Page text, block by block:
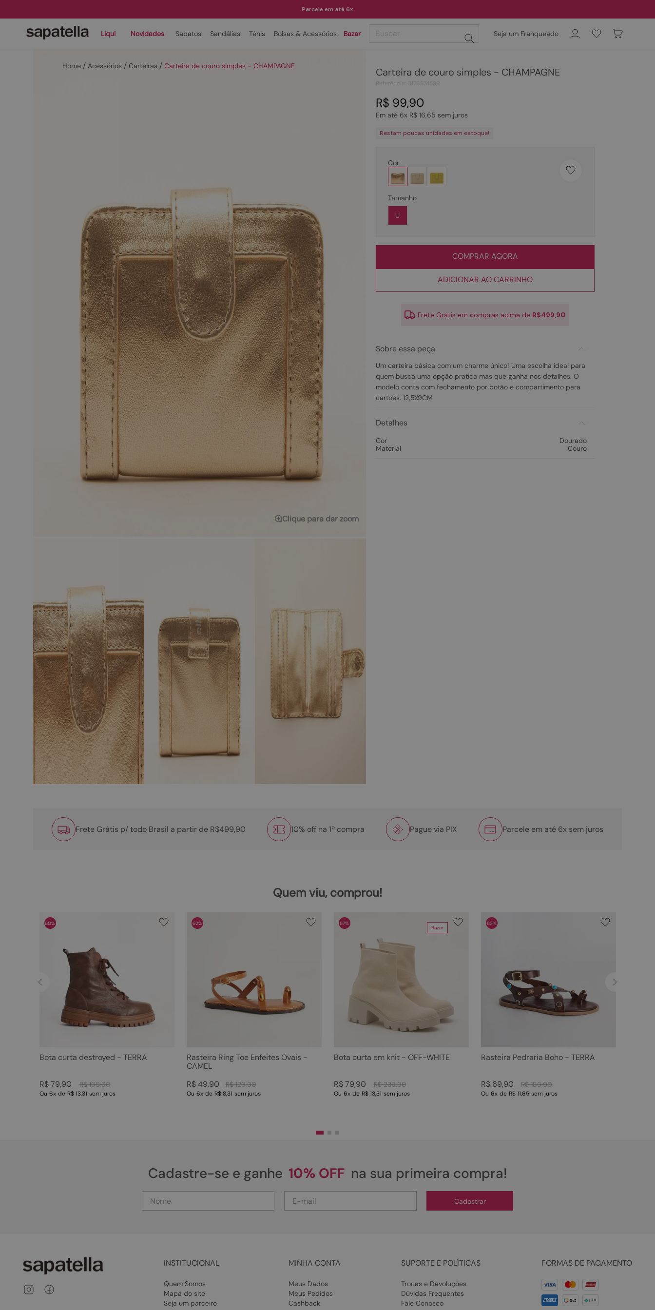
Parcele em até 6x
Liqui Novidades Sapatos Sandálias Tênis Bolsas & Acessórios Bazar Seja um Franqueado
Acessórios Carteiras Carteira de couro simples - CHAMPAGNE
Clique para dar zoom
Carteira de couro simples - CHAMPAGNE
R$ 99,90
Em até 6x R$ 16,65 sem juros
Restam poucas unidades em estoque!
Cor
Tamanho
U
COMPRAR AGORA
ADICIONAR AO CARRINHO
Frete Grátis em compras acima de R$499,90
Sobre essa peça
Um carteira básica com um charme único! Uma escolha ideal para
quem busca uma opção pratica mas que ganha nos detalhes. O
modelo conta com fechamento por botão e compartimento para
cartões. 12,5X9CM
Detalhes
Cor
Dourado
Material
Couro
Frete Grátis p/ todo Brasil a partir de R$499,90 10% off na 1º compra Pague via PIX Parcele em até 6x sem juros
Quem viu, comprou!
60%
Bota curta destroyed - TERRA
R$ 199,90
R$ 79,90
Ou 6x de R$ 13,31 sem juros
62%
Rasteira Ring Toe Enfeites Ovais -
CAMEL
R$ 129,90
R$ 49,90
Ou 6x de R$ 8,31 sem juros
Bazar
67%
Bota curta em knit - OFF-WHITE
R$ 239,90
R$ 79,90
Ou 6x de R$ 13,31 sem juros
63%
Rasteira Pedraria Boho - TERRA
R$ 189,90
R$ 69,90
Ou 6x de R$ 11,65 sem juros
Cadastre-se e ganhe 10% OFF na sua primeira compra!
Cadastrar
INSTITUCIONAL
Quem Somos
Mapa do site
Seja um parceiro
MINHA CONTA
Meus Dados
Meus Pedidos
Cashback
SUPORTE E POLÍTICAS
Trocas e Devoluções
Dúvidas Frequentes
Fale Conosco
FORMAS DE PAGAMENTO